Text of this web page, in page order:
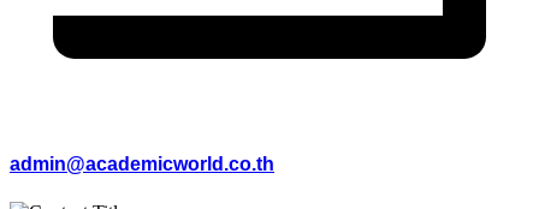
admin@academicworld.co.th